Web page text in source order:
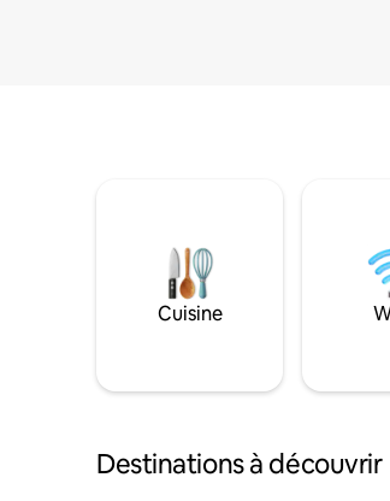
Cuisine
Destinations à découvrir